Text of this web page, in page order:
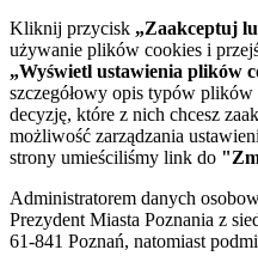
Kliknij przycisk „Zaakceptuj
używanie plików cookies i
„Wyświetl ustawienia plików
szczegółowy opis typów plików
decyzję, które z nich chcesz
możliwość zarządzania
strony umieściliśmy link do
Administratorem danych
Prezydent Miasta Poznania z
61-841 Poznań, natomiast